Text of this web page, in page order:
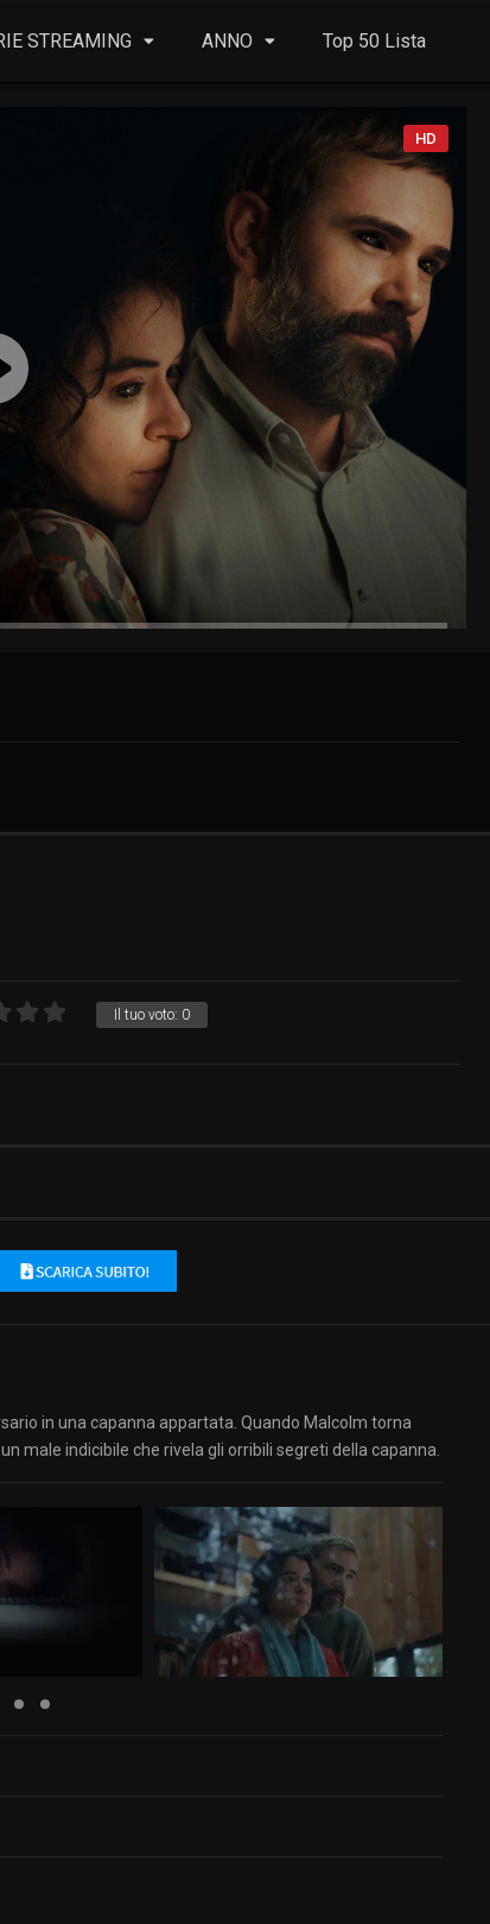
STREAMING ANNO Top 50 Lista
HD
Il tuo voto: 0
in una capanna appartata. Quando Malcolm torna
male indicibile che rivela gli orribili segreti della capanna.